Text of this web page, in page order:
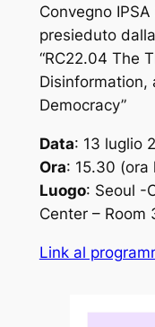
Convegno
presieduto
“RC22.04 The
Disinformation,
Democracy”
Data: 13 luglio
Ora: 15.30 (ora
Luogo: Seoul -
Center – Room
Link al